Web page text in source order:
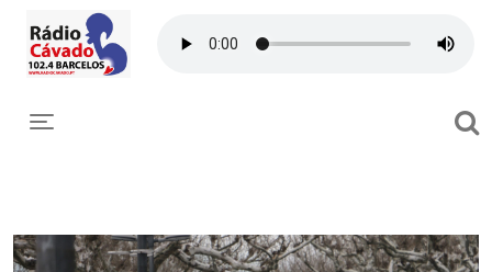
Toggle navigation